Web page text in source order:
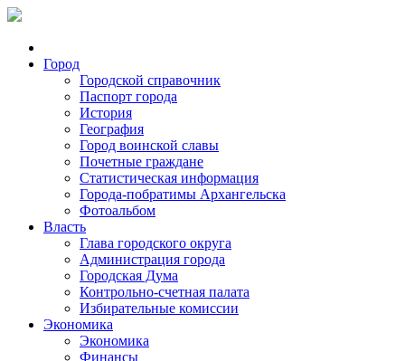
Город
Городской справочник
Паспорт города
История
География
Город воинской славы
Почетные граждане
Статистическая информация
Города-побратимы Архангельска
Фотоальбом
Власть
Глава городского округа
Администрация города
Городская Дума
Контрольно-счетная палата
Избирательные комиссии
Экономика
Экономика
Финансы